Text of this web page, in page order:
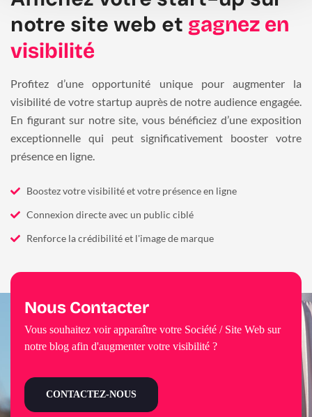
notre site web et gagnez en
visibilité
Profitez d’une opportunité unique pour augmenter la
visibilité de votre startup auprès de notre audience engagée.
En figurant sur notre site, vous bénéficiez d’une exposition
exceptionnelle qui peut significativement booster votre
présence en ligne.
Boostez votre visibilité et votre présence en ligne
Connexion directe avec un public ciblé
Renforce la crédibilité et l'image de marque
Nous Contacter
Vous souhaitez voir apparaître votre Société / Site Web sur
notre blog afin d'augmenter votre visibilité ?
CONTACTEZ-NOUS